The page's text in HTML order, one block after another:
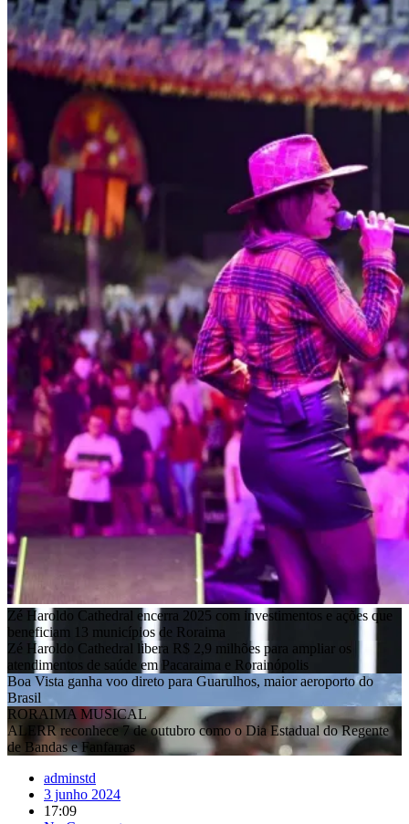
Zé Haroldo Cathedral encerra 2025 com investimentos e ações que
beneficiam 13 municípios de Roraima
Zé Haroldo Cathedral libera R$ 2,9 milhões para ampliar os
atendimentos de saúde em Pacaraima e Rorainópolis
Boa Vista ganha voo direto para Guarulhos, maior aeroporto do
Brasil
RORAIMA MUSICAL
ALERR reconhece 7 de outubro como o Dia Estadual do Regente
de Bandas e Fanfarras
adminstd
17:09
No Comments